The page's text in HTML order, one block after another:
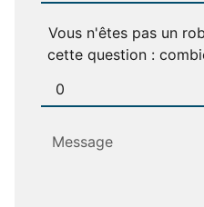
Vous n'êtes pas un
cette question :